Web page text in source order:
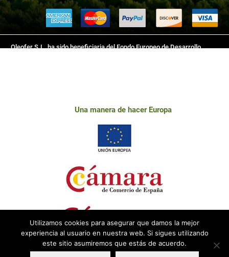
Oleofer S.L. ha sido beneficiaria del Fondo Europeo de Desarrollo
Una manera de hacer Europa
Utilizamos cookies para asegurar que damos la mejor
experiencia al usuario en nuestra web. Si sigues utilizando
este sitio asumiremos que estás de acuerdo.